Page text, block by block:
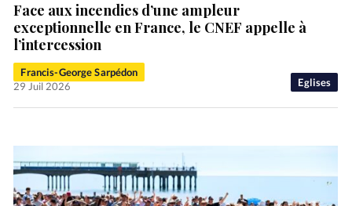
Eglises
Face aux incendies d’une ampleur
exceptionnelle en France, le CNEF appelle à
l’intercession
Francis-George Sarpédon
29 Juil 2026